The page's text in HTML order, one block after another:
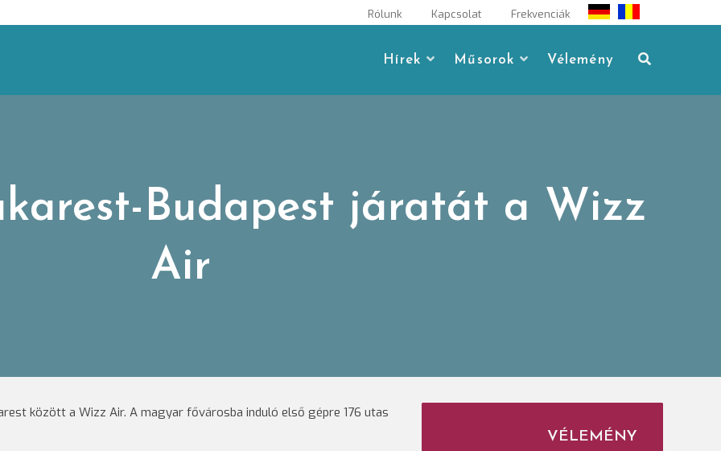
Rólunk Kapcsolat Frekvenciák
Hírek Műsorok Vélemény
Budapest járatát a Wizz
Air
között a Wizz Air. A magyar fővárosba induló első gépre 176 utas
VÉLEMÉNY